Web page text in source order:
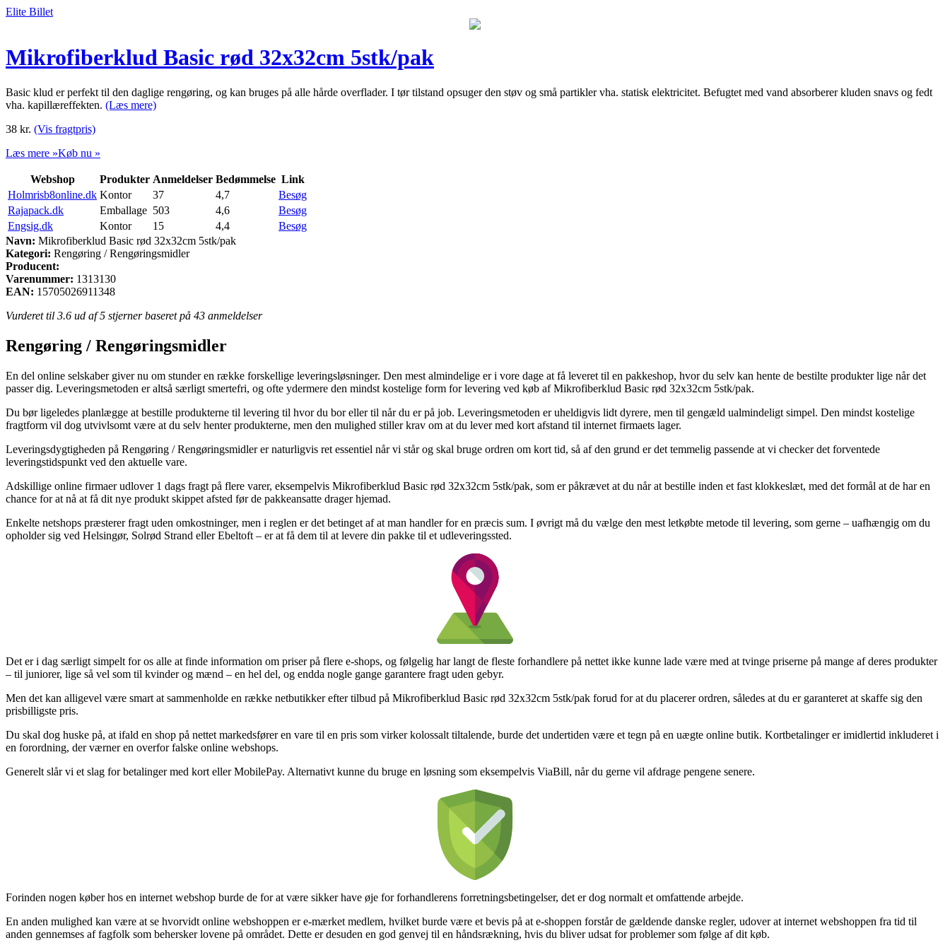
Elite Billet
Mikrofiberklud Basic rød 32x32cm 5stk/pak
Basic klud er perfekt til den daglige rengøring, og kan bruges på alle hårde overflader. I tør tilstand opsuger den støv og små partikler vha. statisk elektricitet. Befugtet med vand absorberer kluden snavs og fedt
vha. kapillæreffekten. (Læs mere)
38 kr. (Vis fragtpris)
Læs mere »Køb nu »
Webshop Produkter Anmeldelser Bedømmelse Link
Holmrisb8online.dk Kontor 37 4,7
Besøg
Rajapack.dk
Emballage 503 4,6
Besøg
Engsig.dk
Kontor 15 4,4
Besøg
Navn: Mikrofiberklud Basic rød 32x32cm 5stk/pak
Kategori: Rengøring / Rengøringsmidler
Producent:
Varenummer: 1313130
EAN: 15705026911348
Vurderet til 3.6 ud af 5 stjerner baseret på 43 anmeldelser
Rengøring / Rengøringsmidler
En del online selskaber giver nu om stunder en række forskellige leveringsløsninger. Den mest almindelige er i vore dage at få leveret til en pakkeshop, hvor du selv kan hente de bestilte produkter lige når det
passer dig. Leveringsmetoden er altså særligt smertefri, og ofte ydermere den mindst kostelige form for levering ved køb af Mikrofiberklud Basic rød 32x32cm 5stk/pak.
Du bør ligeledes planlægge at bestille produkterne til levering til hvor du bor eller til når du er på job. Leveringsmetoden er uheldigvis lidt dyrere, men til gengæld ualmindeligt simpel. Den mindst kostelige
fragtform vil dog utvivlsomt være at du selv henter produkterne, men den mulighed stiller krav om at du lever med kort afstand til internet firmaets lager.
Leveringsdygtigheden på Rengøring / Rengøringsmidler er naturligvis ret essentiel når vi står og skal bruge ordren om kort tid, så af den grund er det temmelig passende at vi checker det forventede
leveringstidspunkt ved den aktuelle vare.
Adskillige online firmaer udlover 1 dags fragt på flere varer, eksempelvis Mikrofiberklud Basic rød 32x32cm 5stk/pak, som er påkrævet at du når at bestille inden et fast klokkeslæt, med det formål at de har en
chance for at nå at få dit nye produkt skippet afsted før de pakkeansatte drager hjemad.
Enkelte netshops præsterer fragt uden omkostninger, men i reglen er det betinget af at man handler for en præcis sum. I øvrigt må du vælge den mest letkøbte metode til levering, som gerne – uafhængig om du
opholder sig ved Helsingør, Solrød Strand eller Ebeltoft – er at få dem til at levere din pakke til et udleveringssted.
Det er i dag særligt simpelt for os alle at finde information om priser på flere e-shops, og følgelig har langt de fleste forhandlere på nettet ikke kunne lade være med at tvinge priserne på mange af deres produkter
– til juniorer, lige så vel som til kvinder og mænd – en hel del, og endda nogle gange garantere fragt uden gebyr.
Men det kan alligevel være smart at sammenholde en række netbutikker efter tilbud på Mikrofiberklud Basic rød 32x32cm 5stk/pak forud for at du placerer ordren, således at du er garanteret at skaffe sig den
prisbilligste pris.
Du skal dog huske på, at ifald en shop på nettet markedsfører en vare til en pris som virker kolossalt tiltalende, burde det undertiden være et tegn på en uægte online butik. Kortbetalinger er imidlertid inkluderet i
en forordning, der værner en overfor falske online webshops.
Generelt slår vi et slag for betalinger med kort eller MobilePay. Alternativt kunne du bruge en løsning som eksempelvis ViaBill, når du gerne vil afdrage pengene senere.
Forinden nogen køber hos en internet webshop burde de for at være sikker have øje for forhandlerens forretningsbetingelser, det er dog normalt et omfattende arbejde.
En anden mulighed kan være at se hvorvidt online webshoppen er e-mærket medlem, hvilket burde være et bevis på at e-shoppen forstår de gældende danske regler, udover at internet webshoppen fra tid til
anden gennemses af fagfolk som behersker lovene på området. Dette er desuden en god genvej til en håndsrækning, hvis du bliver udsat for problemer som følge af dit køb.